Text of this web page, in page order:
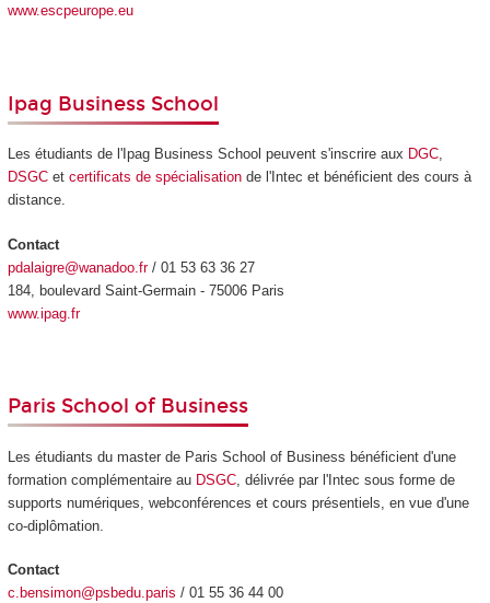
www.escpeurope.eu
Ipag Business School
Les étudiants de l'Ipag Business School peuvent s'inscrire aux DGC,
DSGCet certificats de spécialisationde l'Intec et bénéficient des cours à
distance.
Contact
pdalaigre@wanadoo.fr/ 01 53 63 36 27
184, boulevard Saint-Germain - 75006 Paris
www.ipag.fr
Paris School of Business
Les étudiants du master de Paris School of Business bénéficient d'une
formation complémentaire au DSGC, délivrée par l'Intec sous forme de
supports numériques, webconférences et cours présentiels, en vue d'une
co-diplômation.
Contact
c.bensimon@psbedu.paris / 01 55 36 44 00